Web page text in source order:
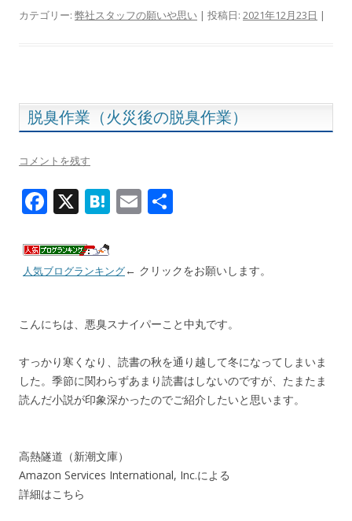
e
o
k
e ai
カテゴリー: 弊社スタッフの願いや思い | 投稿日: 2021年12月23日 |
脱臭作業（火災後の脱臭作業）
コメントを残す
F
e
b
o
k
X H
n
E
l
人気ブログランキング← クリックをお願いします。
こんにちは、悪臭スナイパーこと中丸です。
すっかり寒くなり、読書の秋を通り越して冬になってしまいま
した。季節に関わらずあまり読書はしないのですが、たまたま
読んだ小説が印象深かったのでご紹介したいと思います。
高熱隧道（新潮文庫）
Amazon Services International, Inc.による
詳細はこちら